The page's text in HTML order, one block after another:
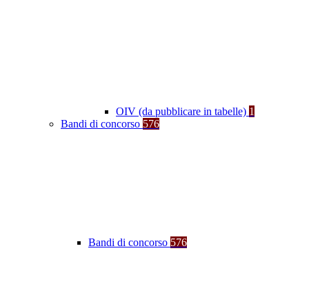
OIV (da pubblicare in tabelle) 1
Bandi di concorso 576
Bandi di concorso 576